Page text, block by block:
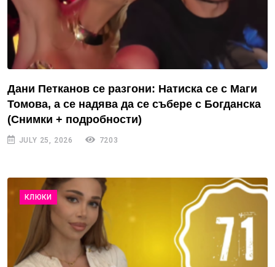
Дани Петканов се разгони: Натиска се с Маги
Томова, а се надява да се събере с Богданска
(Снимки + подробности)
JULY 25, 2026 7203
КЛЮКИ